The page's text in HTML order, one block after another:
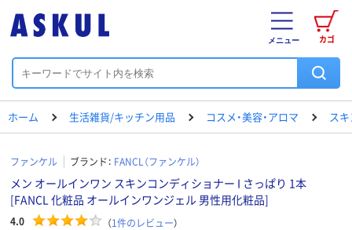
カゴ
メニュー
ホーム 生活雑貨/キッチン用品 コスメ・美容・アロマ ス
ファンケル ブランド： FANCL（ファンケル）
メン オールインワン スキンコンディショナー I さっぱり 1本
[FANCL 化粧品 オールインワンジェル 男性用化粧品]
4.0 （1件のレビュー）